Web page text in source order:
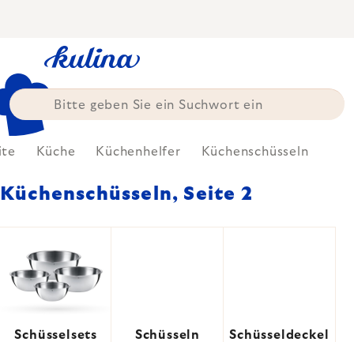
Küche Küchenhelfer Küchenschüsseln
Küchenschüsseln, Seite 2
Schüsselsets Schüsseln Schüsseldeckel